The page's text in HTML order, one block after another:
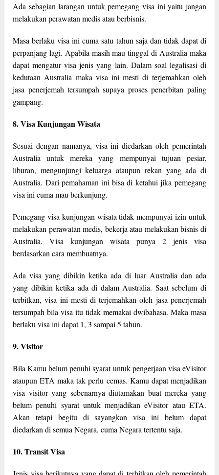
Ada sebagian larangan untuk pemegang visa ini yaitu jangan
melakukan perawatan medis atau berbisnis.
Masa berlaku visa ini cuma satu tahun saja dan tidak dapat di
perpanjang lagi. Apabila masih mau tinggal di Australia maka
dapat mengatur visa jenis yang lain. Dalam soal legalisasi di
kedutaan Australia maka visa ini mesti di terjemahkan oleh
jasa penerjemah tersumpah supaya proses penerbitan paling
gampang.
8. Visa Kunjungan Wisata
Sesuai dengan namanya, visa ini diedarkan oleh pemerintah
Australia untuk mereka yang mempunyai tujuan pesiar,
liburan, mengunjungi keluarga ataupun rekan yang ada di
Australia. Dari pemahaman ini bisa di ketahui jika pemegang
visa ini cuma mau berkunjung.
Pemegang visa kunjungan wisata tidak mempunyai izin untuk
melakukan perawatan medis, bekerja atau melakukan bisnis di
Australia. Visa kunjungan wisata punya 2 jenis visa
berdasarkan cara membuatnya.
Ada visa yang dibikin ketika ada di luar Australia dan ada
yang dibikin ketika ada di dalam Australia. Saat sebelum di
terbitkan, visa ini mesti di terjemahkan oleh jasa penerjemah
tersumpah bila visa itu tidak memakai dwibahasa. Maka masa
berlaku visa ini dapat 1, 3 sampai 5 tahun.
9. Visitor
Bila Kamu belum penuhi syarat untuk pengerjaan visa eVisitor
ataupun ETA maka tak perlu cemas. Kamu dapat menjadikan
visa visitor yang sebenarnya diutamakan buat mereka yang
belum penuhi syarat untuk menjadikan eVisitor atau ETA.
Akan tetapi begitu di sayangkan visa ini belum dapat
diedarkan di semua Negara, cuma Negara tertentu saja.
10. Transit Visa